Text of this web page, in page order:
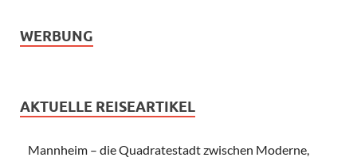
WERBUNG
AKTUELLE REISEARTIKEL
Mannheim – die Quadratestadt zwischen Moderne,